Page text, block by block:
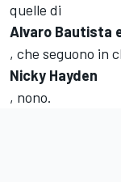
quelle di
Alvaro Bautista
, che seguono in
Nicky Hayden
, nono.